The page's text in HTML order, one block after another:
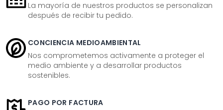
La mayoría de nuestros productos se personalizan
después de recibir tu pedido.
CONCIENCIA MEDIOAMBIENTAL
Nos comprometemos activamente a proteger el
medio ambiente y a desarrollar productos
sostenibles.
PAGO POR FACTURA